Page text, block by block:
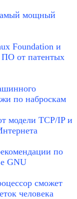
мощный
Foundation и
от патентых
по наброскам
модели TCP/IP и
по
GNU
сможет
человека